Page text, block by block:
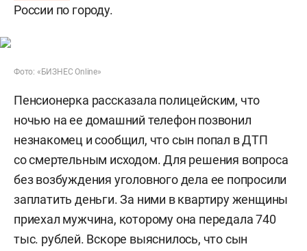
России по городу.
Фото: «БИЗНЕС Online»
Пенсионерка рассказала полицейским, что
ночью на ее домашний телефон позвонил
незнакомец и сообщил, что сын попал в ДТП
со смертельным исходом. Для решения вопроса
без возбуждения уголовного дела ее попросили
заплатить деньги. За ними в квартиру женщины
приехал мужчина, которому она передала 740
тыс. рублей. Вскоре выяснилось, что сын